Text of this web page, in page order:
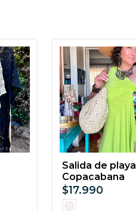
Salida de playa
Copacabana
$17.990